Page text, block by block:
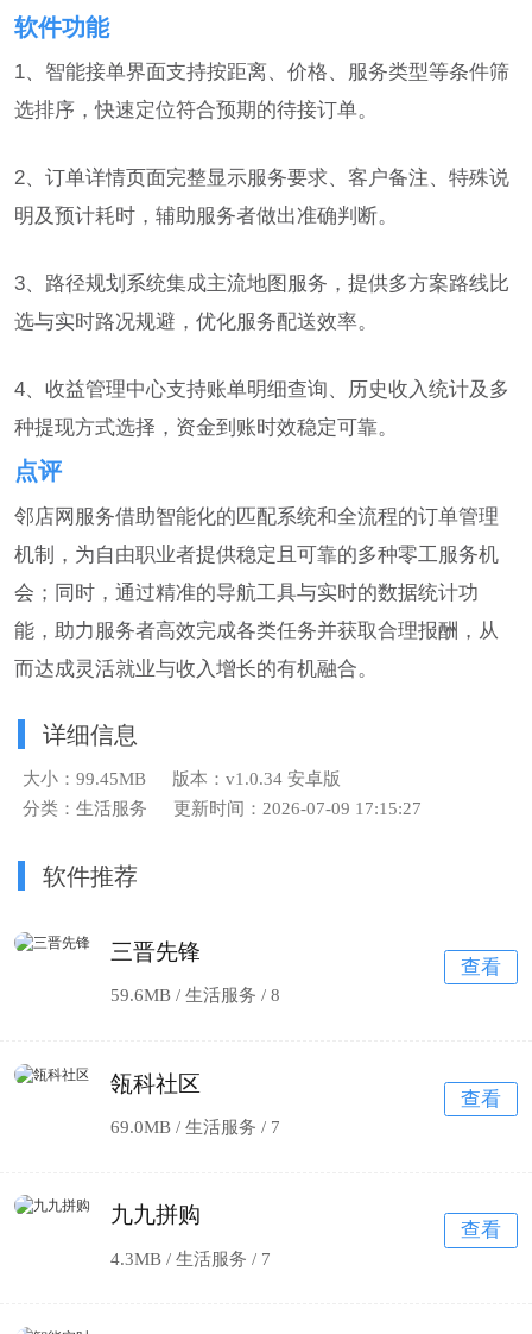
软件功能
1、智能接单界面支持按距离、价格、服务类型等条件筛
选排序，快速定位符合预期的待接订单。
2、订单详情页面完整显示服务要求、客户备注、特殊说
明及预计耗时，辅助服务者做出准确判断。
3、路径规划系统集成主流地图服务，提供多方案路线比
选与实时路况规避，优化服务配送效率。
4、收益管理中心支持账单明细查询、历史收入统计及多
种提现方式选择，资金到账时效稳定可靠。
点评
邻店网服务借助智能化的匹配系统和全流程的订单管理
机制，为自由职业者提供稳定且可靠的多种零工服务机
会；同时，通过精准的导航工具与实时的数据统计功
能，助力服务者高效完成各类任务并获取合理报酬，从
而达成灵活就业与收入增长的有机融合。
详细信息
大小：99.45MB
版本：v1.0.34 安卓版
分类：生活服务
更新时间：2026-07-09 17:15:27
软件推荐
三晋先锋
59.6MB / 生活服务 /8
查看
瓴科社区
69.0MB / 生活服务 / 7
查看
九九拼购
4.3MB / 生活服务 / 7
查看